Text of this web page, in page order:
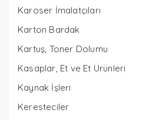
Karoser İmalatçıları
Karton Bardak
Kartuş, Toner Dolumu
Kasaplar, Et ve Et Ürünleri
Kaynak İşleri
Keresteciler